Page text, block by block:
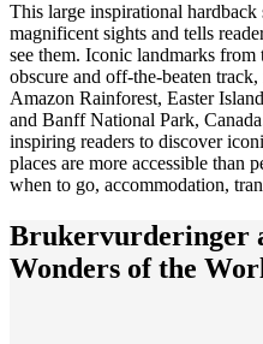
This large inspirational
magnificent sights and tells
see them. Iconic landmarks
obscure and off-the-beaten
Amazon Rainforest, Easter
and Banff National Park,
inspiring readers to discover
places are more accessible than
when to go, accommodation,
Brukervurderinger
Wonders of the